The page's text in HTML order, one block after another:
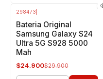
298473
Bateria Original
Samsung Galaxy S24
Ultra 5G S928 5000
Mah
$24.900$29.900